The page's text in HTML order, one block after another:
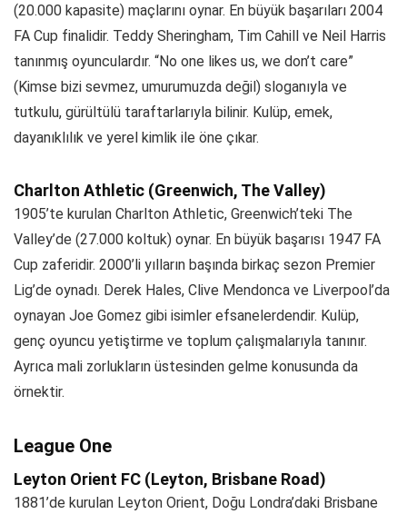
(20.000 kapasite) maçlarını oynar. En büyük başarıları 2004
FA Cup finalidir. Teddy Sheringham, Tim Cahill ve Neil Harris
tanınmış oyunculardır. “No one likes us, we don’t care”
(Kimse bizi sevmez, umurumuzda değil) sloganıyla ve
tutkulu, gürültülü taraftarlarıyla bilinir. Kulüp, emek,
dayanıklılık ve yerel kimlik ile öne çıkar.
Charlton Athletic (Greenwich, The Valley)
1905’te kurulan Charlton Athletic, Greenwich’teki The
Valley’de (27.000 koltuk) oynar. En büyük başarısı 1947 FA
Cup zaferidir. 2000’li yılların başında birkaç sezon Premier
Lig’de oynadı. Derek Hales, Clive Mendonca ve Liverpool’da
oynayan Joe Gomez gibi isimler efsanelerdendir. Kulüp,
genç oyuncu yetiştirme ve toplum çalışmalarıyla tanınır.
Ayrıca mali zorlukların üstesinden gelme konusunda da
örnektir.
League One
Leyton Orient FC (Leyton, Brisbane Road)
1881’de kurulan Leyton Orient, Doğu Londra’daki Brisbane